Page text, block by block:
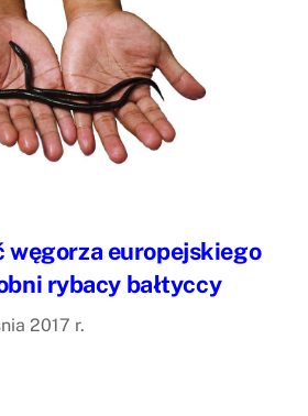
węgorza europejskiego
rybacy bałtyccy
2017 r.